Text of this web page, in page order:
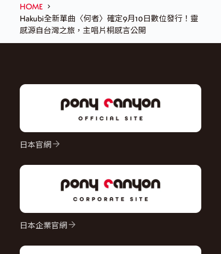
HOME
Hakubi全新單曲〈何者〉確定9月10日數位發行！靈
感源自台灣之旅，主唱片桐感言公開
日本官網
日本企業官網